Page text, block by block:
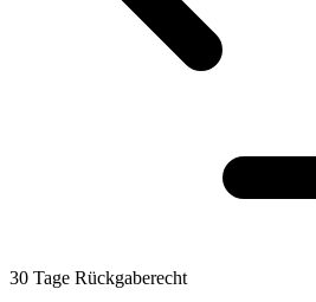
30 Tage Rückgaberecht